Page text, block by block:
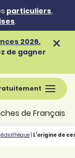
particuliers,
.
2026.
de gagner
de Français
L’origine de